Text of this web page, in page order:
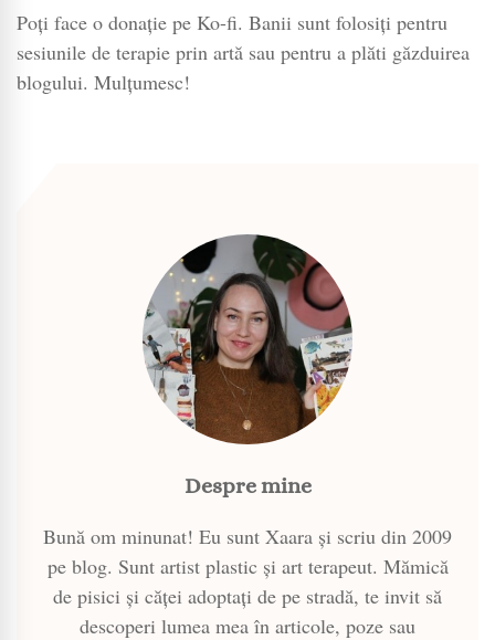
Poți face o donație pe Ko-fi. Banii sunt folosiți pentru
sesiunile de terapie prin artă sau pentru a plăti găzduirea
blogului. Mulțumesc!
Despre mine
Bună om minunat! Eu sunt Xaara și scriu din 2009
pe blog. Sunt artist plastic și art terapeut. Mămică
de pisici și căței adoptați de pe stradă, te invit să
descoperi lumea mea în articole, poze sau